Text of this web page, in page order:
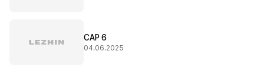
CAP 6
04.06.2025